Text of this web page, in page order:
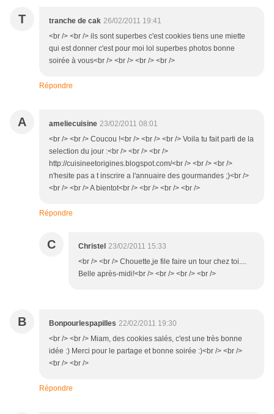
T tranche de cak 26/02/2011 19:41
<br /> <br /> ils sont superbes c'est cookies tiens une miette
qui est donner c'est pour moi lol superbes photos bonne
soirée à vous<br /> <br /> <br /> <br />
Répondre
A ameliecuisine 23/02/2011 08:01
<br /> <br /> Coucou !<br /> <br /> <br /> Voila tu fait parti de la
selection du jour :<br /> <br /> <br />
http://cuisineetorigines.blogspot.com/<br /> <br /> <br />
n'hesite pas a t inscrire a l'annuaire des gourmandes ;)<br />
<br /> <br /> A bientot<br /> <br /> <br /> <br />
Répondre
C Christel 23/02/2011 15:33
<br /> <br /> Chouette,je file faire un tour chez toi....
Belle après-midi!<br /> <br /> <br /> <br />
B Bonpourlespapilles 22/02/2011 19:30
<br /> <br /> Miam, des cookies salés, c'est une très bonne
idée :) Merci pour le partage et bonne soirée :)<br /> <br />
<br /> <br />
Répondre